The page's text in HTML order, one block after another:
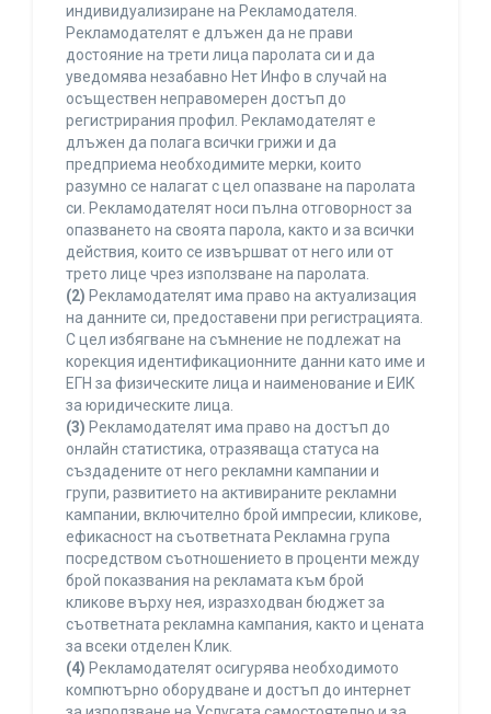
индивидуализиране на Рекламодателя.
Рекламодателят е длъжен да не прави
достояние на трети лица паролата си и да
уведомява незабавно Нет Инфо в случай на
осъществен неправомерен достъп до
регистрирания профил. Рекламодателят е
длъжен да полага всички грижи и да
предприема необходимите мерки, които
разумно се налагат с цел опазване на паролата
си. Рекламодателят носи пълна отговорност за
опазването на своята парола, както и за всички
действия, които се извършват от него или от
трето лице чрез използване на паролата.
(2) Рекламодателят има право на актуализация
на данните си, предоставени при регистрацията.
С цел избягване на съмнение не подлежат на
корекция идентификационните данни като име и
ЕГН за физическите лица и наименование и ЕИК
за юридическите лица.
(3) Рекламодателят има право на достъп до
онлайн статистика, отразяваща статуса на
създадените от него рекламни кампании и
групи, развитието на активираните рекламни
кампании, включително брой импресии, кликове,
ефикасност на съответната Рекламна група
посредством съотношението в проценти между
брой показвания на рекламата към брой
кликове върху нея, изразходван бюджет за
съответната рекламна кампания, както и цената
за всеки отделен Клик.
(4) Рекламодателят осигурява необходимото
компютърно оборудване и достъп до интернет